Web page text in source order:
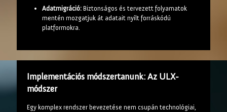
Adatmigráció: Biztonságos és tervezett folyamatok
mentén mozgatjuk át adatait nyílt forráskódú
platformokra.
Implementációs módszertanunk: Az ULX-
módszer
Egy komplex rendszer bevezetése nem csupán technológiai,